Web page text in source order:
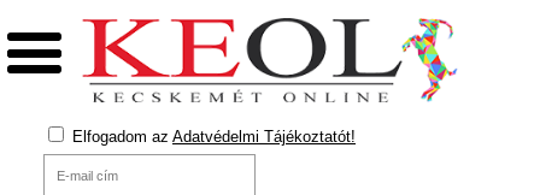
Elfogadom az Adatvédelmi Tájékoztatót!